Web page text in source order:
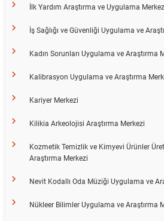
İlk Yardım Araştırma ve Uygulama
İş Sağlığı ve Güvenliği Uygulama ve
Kadın Sorunları Uygulama ve Araştırma
Kalibrasyon Uygulama ve Araştırma
Kariyer Merkezi
Kilikia Arkeolojisi Araştırma Merkezi
Kozmetik Temizlik ve Kimyevi Ürünler
Araştırma Merkezi
Nevit Kodallı Oda Müziği Uygulama ve
Nükleer Bilimler Uygulama ve Araştırma